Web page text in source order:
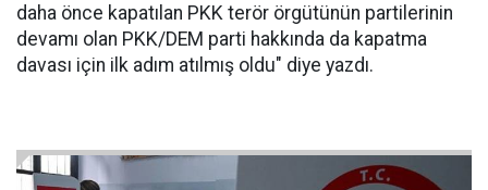
daha önce kapatılan PKK terör örgütünün partilerinin
devamı olan PKK/DEM parti hakkında da kapatma
davası için ilk adım atılmış oldu" diye yazdı.